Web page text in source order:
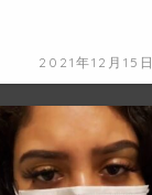
2021年12月15日